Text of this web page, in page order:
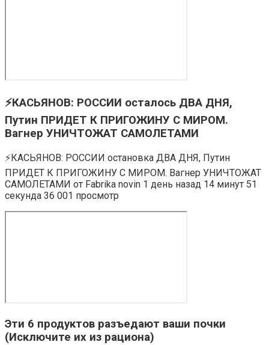
⚡️КАСЬЯНОВ: РОССИИ осталось ДВА ДНЯ,
Путин ПРИДЕТ К ПРИГОЖИНУ С МИРОМ.
Вагнер УНИЧТОЖАТ САМОЛЕТАМИ
⚡️КАСЬЯНОВ: РОССИИ остановка ДВА ДНЯ, Путин
ПРИДЕТ К ПРИГОЖИНУ С МИРОМ. Вагнер УНИЧТОЖАТ
САМОЛЕТАМИ от Fabrika novin 1 день назад 14 минут 51
секунда 36 001 просмотр
Эти 6 продуктов разъедают ваши почки
(Исключите их из рациона)